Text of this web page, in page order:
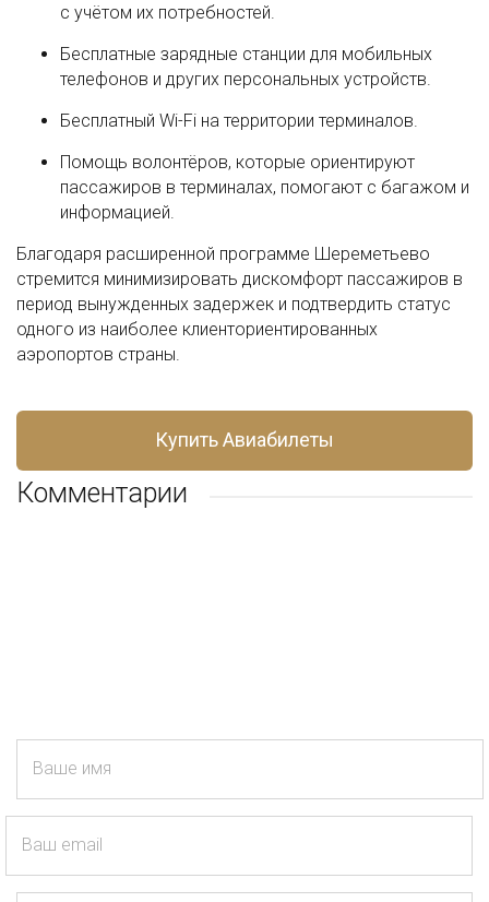
с учётом их потребностей.
Бесплатные зарядные станции для мобильных
телефонов и других персональных устройств.
Бесплатный Wi-Fi на территории терминалов.
Помощь волонтёров, которые ориентируют
пассажиров в терминалах, помогают с багажом и
информацией.
Благодаря расширенной программе Шереметьево
стремится минимизировать дискомфорт пассажиров в
период вынужденных задержек и подтвердить статус
одного из наиболее клиенториентированных
аэропортов страны.
Купить Авиабилеты
Комментарии
Ваше имя
Ваш email